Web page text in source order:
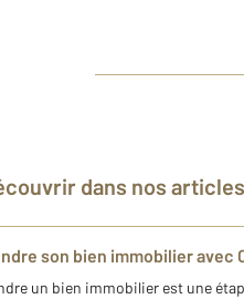
dans nos articles
son bien immobilier avec
un bien immobilier est une